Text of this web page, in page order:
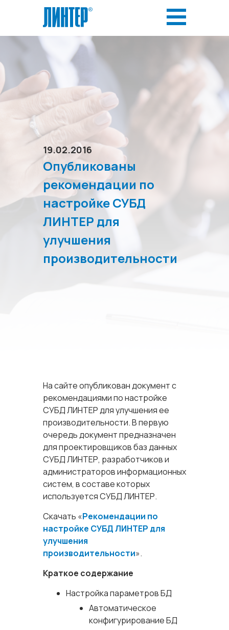
19.02.2016
Опубликованы
рекомендации по
настройке СУБД
ЛИНТЕР для
улучшения
производительности
На сайте опубликован документ с
рекомендациями по настройке
СУБД ЛИНТЕР для улучшения ее
производительности. В первую
очередь документ предназначен
для проектировщиков баз данных
СУБД ЛИНТЕР, разработчиков и
администраторов информационных
систем, в составе которых
используется СУБД ЛИНТЕР.
Скачать «Рекомендации по
настройке СУБД ЛИНТЕР для
улучшения
производительности».
Краткое содержание
Настройка параметров БД
Автоматическое
конфигурирование БД